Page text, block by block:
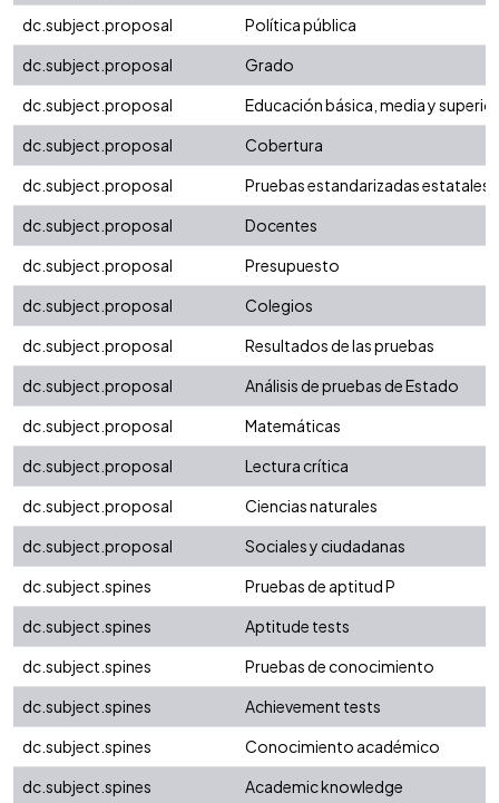
dc.subject.proposal
Política pública
dc.subject.proposal
Grado
dc.subject.proposal
Educación básica, media y superior
dc.subject.proposal
Cobertura
dc.subject.proposal
Pruebas estandarizadas estatales
dc.subject.proposal
Docentes
dc.subject.proposal
Presupuesto
dc.subject.proposal
Colegios
dc.subject.proposal
Resultados de las pruebas
dc.subject.proposal
Análisis de pruebas de Estado
dc.subject.proposal
Matemáticas
dc.subject.proposal
Lectura crítica
dc.subject.proposal
Ciencias naturales
dc.subject.proposal
Sociales y ciudadanas
dc.subject.spines
Pruebas de aptitud P
dc.subject.spines
Aptitude tests
dc.subject.spines
Pruebas de conocimiento
dc.subject.spines
Achievement tests
dc.subject.spines
Conocimiento académico
dc.subject.spines
Academic knowledge